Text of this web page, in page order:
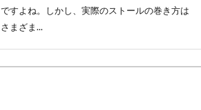
ですよね。しかし、実際のストールの巻き方は
さまざま...